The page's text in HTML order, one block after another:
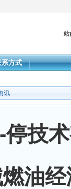
站
系方式
讯
技
油